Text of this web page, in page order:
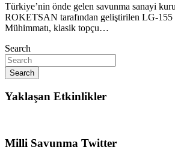
Türkiye’nin önde gelen savunma sanayi
ROKETSAN tarafından geliştirilen LG-
Mühimmatı, klasik topçu…
Search
Search
Yaklaşan Etkinlikler
Milli Savunma Twitter